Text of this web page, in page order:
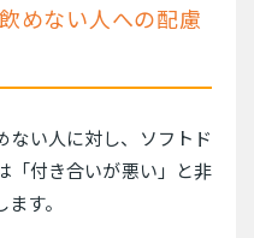
めない人への配慮
ない人に対し、ソフトド
「付き合いが悪い」と非
す。